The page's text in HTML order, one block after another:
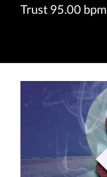
Trust 95.00 bpm